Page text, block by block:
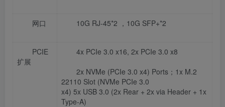
网口 10G RJ-45*2 ，10G SFP+*2
PCIE
扩展
4x PCIe 3.0 x16, 2x PCIe 3.0 x8
2x NVMe (PCIe 3.0 x4) Ports；1x M.2
22110 Slot (NVMe PCIe 3.0
x4) 5x USB 3.0 (2x Rear + 2x via Header + 1x
Type-A)